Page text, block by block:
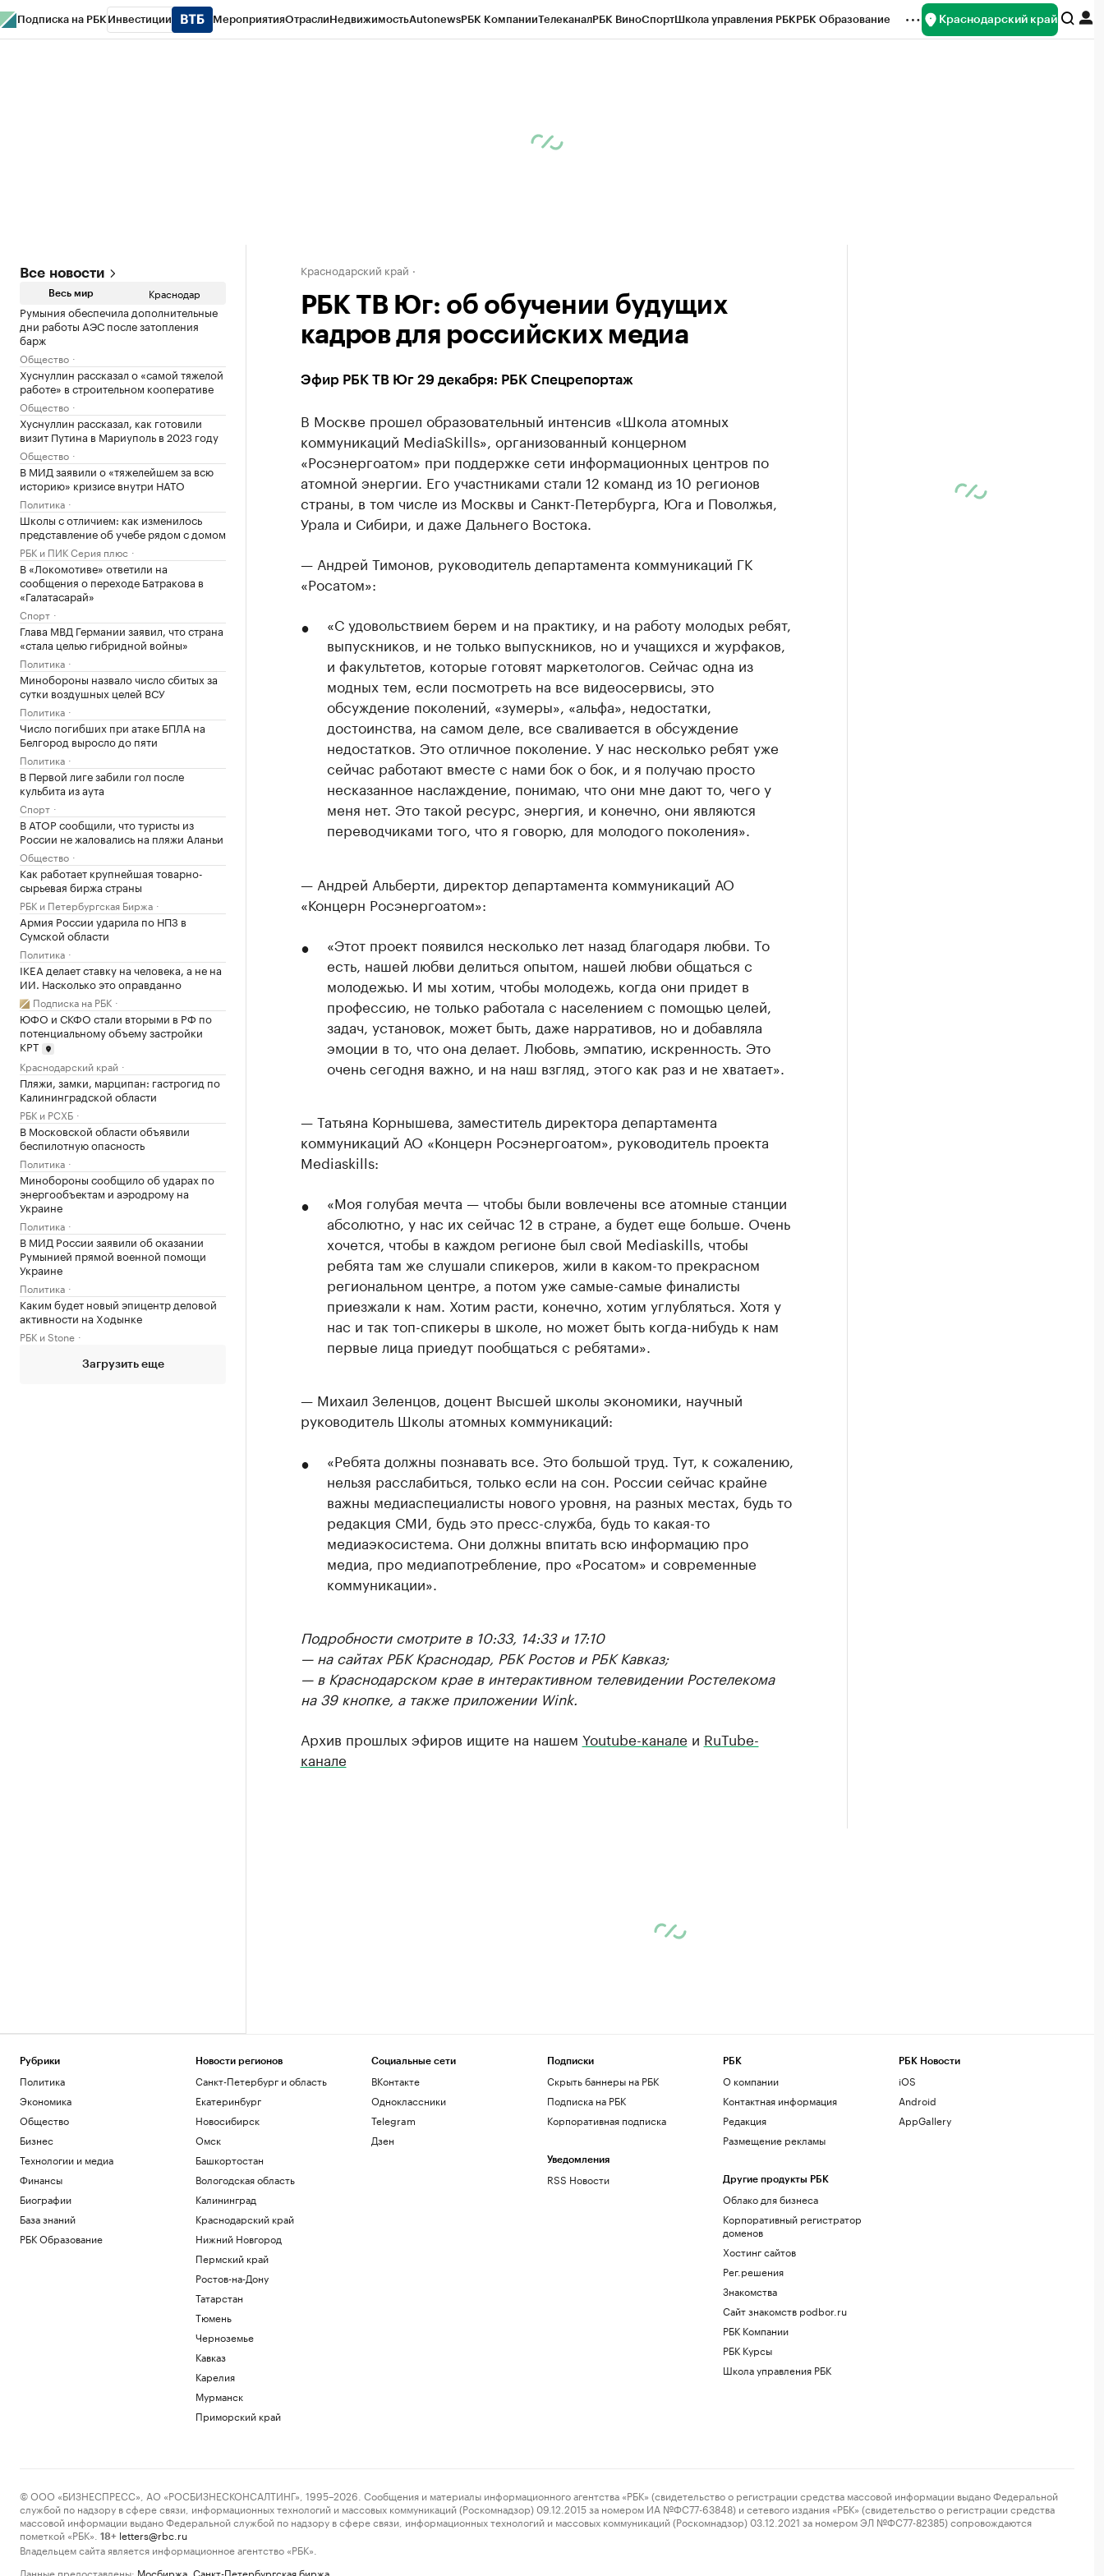
Подписка на РБК Инвестиции МероприятияОтраслиНедвижимостьAutonewsРБК КомпанииТелеканалРБК ВиноСпортШкола управления РБКРБК Образование Краснодарский край
Все новости
Весь мир Краснодар
Румыния обеспечила дополнительные
дни работы АЭС после затопления
барж
Общество
Хуснуллин рассказал о «самой тяжелой
работе» в строительном кооперативе
Общество
Хуснуллин рассказал, как готовили
визит Путина в Мариуполь в 2023 году
Общество
В МИД заявили о «тяжелейшем за всю
историю» кризисе внутри НАТО
Политика
Школы с отличием: как изменилось
представление об учебе рядом с домом
РБК и ПИК Серия плюс
В «Локомотиве» ответили на
сообщения о переходе Батракова в
«Галатасарай»
Спорт
Глава МВД Германии заявил, что страна
«стала целью гибридной войны»
Политика
Минобороны назвало число сбитых за
сутки воздушных целей ВСУ
Политика
Число погибших при атаке БПЛА на
Белгород выросло до пяти
Политика
В Первой лиге забили гол после
кульбита из аута
Спорт
В АТОР сообщили, что туристы из
России не жаловались на пляжи Аланьи
Общество
Как работает крупнейшая товарно-
сырьевая биржа страны
РБК и Петербургская Биржа
Армия России ударила по НПЗ в
Сумской области
Политика
IKEA делает ставку на человека, а не на
ИИ. Насколько это оправданно
Подписка на РБК
ЮФО и СКФО стали вторыми в РФ по
потенциальному объему застройки
КРТ
Краснодарский край
Пляжи, замки, марципан: гастрогид по
Калининградской области
РБК и РСХБ
В Московской области объявили
беспилотную опасность
Политика
Минобороны сообщило об ударах по
энергообъектам и аэродрому на
Украине
Политика
В МИД России заявили об оказании
Румынией прямой военной помощи
Украине
Политика
Каким будет новый эпицентр деловой
активности на Ходынке
РБК и Stone
Загрузить еще
Краснодарский край
РБК ТВ Юг: об обучении будущих
кадров для российских медиа
Эфир РБК ТВ Юг 29 декабря: РБК Спецрепортаж
В Москве прошел образовательный интенсив «Школа атомных
коммуникаций MediaSkills», организованный концерном
«Росэнергоатом» при поддержке сети информационных центров по
атомной энергии. Его участниками стали 12 команд из 10 регионов
страны, в том числе из Москвы и Санкт-Петербурга, Юга и Поволжья,
Урала и Сибири, и даже Дальнего Востока.
— Андрей Тимонов, руководитель департамента коммуникаций ГК
«Росатом»:
«С удовольствием берем и на практику, и на работу молодых ребят,
выпускников, и не только выпускников, но и учащихся и журфаков,
и факультетов, которые готовят маркетологов. Сейчас одна из
модных тем, если посмотреть на все видеосервисы, это
обсуждение поколений, «зумеры», «альфа», недостатки,
достоинства, на самом деле, все сваливается в обсуждение
недостатков. Это отличное поколение. У нас несколько ребят уже
сейчас работают вместе с нами бок о бок, и я получаю просто
несказанное наслаждение, понимаю, что они мне дают то, чего у
меня нет. Это такой ресурс, энергия, и конечно, они являются
переводчиками того, что я говорю, для молодого поколения».
— Андрей Альберти, директор департамента коммуникаций АО
«Концерн Росэнергоатом»:
«Этот проект появился несколько лет назад благодаря любви. То
есть, нашей любви делиться опытом, нашей любви общаться с
молодежью. И мы хотим, чтобы молодежь, когда они придет в
профессию, не только работала с населением с помощью целей,
задач, установок, может быть, даже нарративов, но и добавляла
эмоции в то, что она делает. Любовь, эмпатию, искренность. Это
очень сегодня важно, и на наш взгляд, этого как раз и не хватает».
— Татьяна Корнышева, заместитель директора департамента
коммуникаций АО «Концерн Росэнергоатом», руководитель проекта
Mediaskills:
«Моя голубая мечта — чтобы были вовлечены все атомные станции
абсолютно, у нас их сейчас 12 в стране, а будет еще больше. Очень
хочется, чтобы в каждом регионе был свой Mediaskills, чтобы
ребята там же слушали спикеров, жили в каком-то прекрасном
региональном центре, а потом уже самые-самые финалисты
приезжали к нам. Хотим расти, конечно, хотим углубляться. Хотя у
нас и так топ-спикеры в школе, но может быть когда-нибудь к нам
первые лица приедут пообщаться с ребятами».
— Михаил Зеленцов, доцент Высшей школы экономики, научный
руководитель Школы атомных коммуникаций:
«Ребята должны познавать все. Это большой труд. Тут, к сожалению,
нельзя расслабиться, только если на сон. России сейчас крайне
важны медиаспециалисты нового уровня, на разных местах, будь то
редакция СМИ, будь это пресс-служба, будь то какая-то
медиаэкосистема. Они должны впитать всю информацию про
медиа, про медиапотребление, про «Росатом» и современные
коммуникации».
Подробности смотрите в 10:33, 14:33 и 17:10
— на сайтах РБК Краснодар, РБК Ростов и РБК Кавказ;
— в Краснодарском крае в интерактивном телевидении Ростелекома
на 39 кнопке, а также приложении Wink.
Архив прошлых эфиров ищите на нашем Youtube-канале и RuTube-
канале
Рубрики
Политика
Экономика
Общество
Бизнес
Технологии и медиа
Финансы
Биографии
База знаний
РБК Образование
Новости регионов
Санкт-Петербург и область
Екатеринбург
Новосибирск
Омск
Башкортостан
Вологодская область
Калининград
Краснодарский край
Нижний Новгород
Пермский край
Ростов-на-Дону
Татарстан
Тюмень
Черноземье
Кавказ
Карелия
Мурманск
Приморский край
Социальные сети
ВКонтакте
Одноклассники
Telegram
Дзен
Подписки
Скрыть баннеры на РБК
Подписка на РБК
Корпоративная подписка
Уведомления
RSS Новости
РБК
О компании
Контактная информация
Редакция
Размещение рекламы
Другие продукты РБК
Облако для бизнеса
Корпоративный регистратор
доменов
Хостинг сайтов
Рег.решения
Знакомства
Сайт знакомств podbor.ru
РБК Компании
РБК Курсы
Школа управления РБК
РБК Новости
iOS
Android
AppGallery
© ООО «БИЗНЕСПРЕСС», АО «РОСБИЗНЕСКОНСАЛТИНГ», 1995–2026. Сообщения и материалы информационного агентства «РБК» (свидетельство о регистрации средства массовой информации выдано Федеральной
службой по надзору в сфере связи, информационных технологий и массовых коммуникаций (Роскомнадзор) 09.12.2015 за номером ИА №ФС77-63848) и сетевого издания «РБК» (свидетельство о регистрации средства
массовой информации выдано Федеральной службой по надзору в сфере связи, информационных технологий и массовых коммуникаций (Роскомнадзор) 03.12.2021 за номером ЭЛ №ФС77-82385) сопровождаются
пометкой «РБК».
18+ letters@rbc.ru
Владельцем сайта является информационное агентство «РБК».
Данные предоставлены: Мосбиржа Санкт-Петербургская биржа